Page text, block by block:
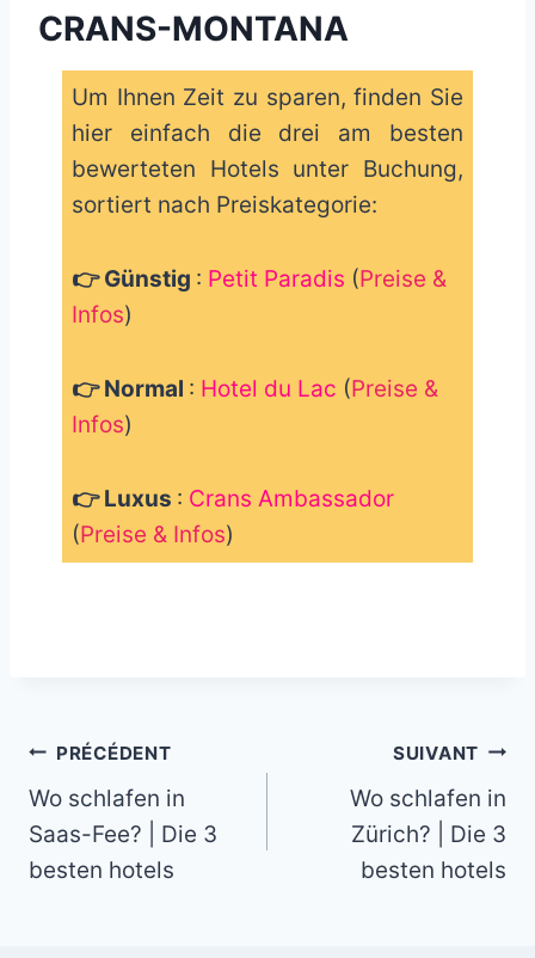
CRANS-MONTANA
Um Ihnen Zeit zu sparen, finden Sie
hier einfach die drei am besten
bewerteten Hotels unter Buchung,
sortiert nach Preiskategorie:
👉 Günstig : Petit Paradis (Preise &
Infos)
👉 Normal : Hotel du Lac (Preise &
Infos)
👉 Luxus : Crans Ambassador
(Preise & Infos)
Navigation
de
l’article
PRÉCÉDENT
Wo schlafen in
Saas-Fee? | Die 3
besten hotels
SUIVANT
Wo schlafen in
Zürich? | Die 3
besten hotels